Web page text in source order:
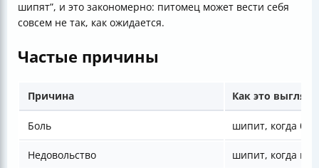
шипят”, и это закономерно: питомец может вести себя
совсем не так, как ожидается.
Частые причины
Причина Как это
Боль шипит, когда
Недовольство шипит, когда вы